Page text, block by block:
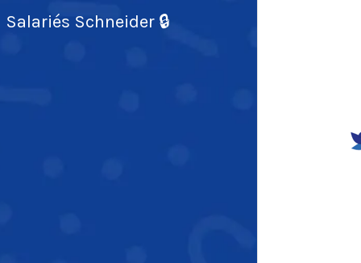
Salariés Schneider 🔒